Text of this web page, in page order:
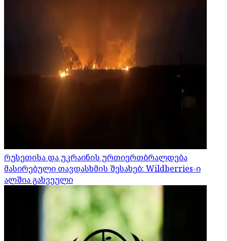
რუსეთისა და უკრაინის ურთიერთბრალდება
მასირებული თავდასხმის შესახებ: Wildberries-ი
ალშია გახვეული